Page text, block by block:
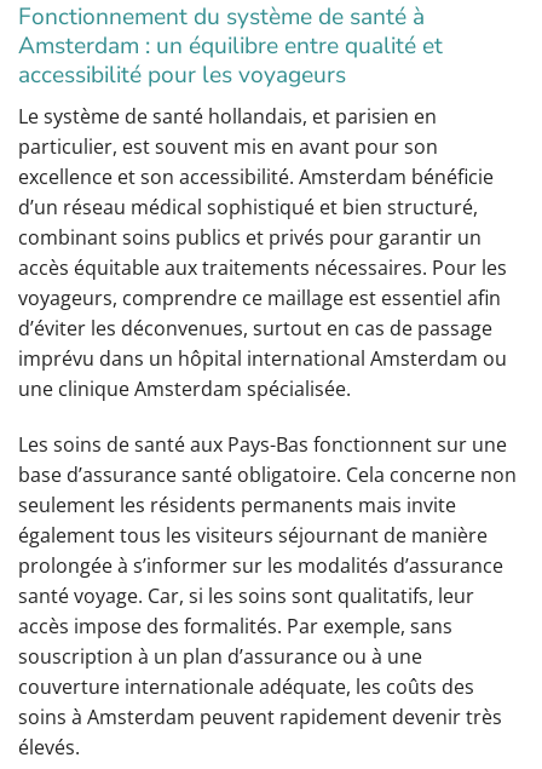
Fonctionnement du système de santé à
Amsterdam : un équilibre entre qualité et
accessibilité pour les voyageurs
Le système de santé hollandais, et parisien en
particulier, est souvent mis en avant pour son
excellence et son accessibilité. Amsterdam bénéficie
d’un réseau médical sophistiqué et bien structuré,
combinant soins publics et privés pour garantir un
accès équitable aux traitements nécessaires. Pour les
voyageurs, comprendre ce maillage est essentiel afin
d’éviter les déconvenues, surtout en cas de passage
imprévu dans un hôpital international Amsterdam ou
une clinique Amsterdam spécialisée.
Les soins de santé aux Pays-Bas fonctionnent sur une
base d’assurance santé obligatoire. Cela concerne non
seulement les résidents permanents mais invite
également tous les visiteurs séjournant de manière
prolongée à s’informer sur les modalités d’assurance
santé voyage. Car, si les soins sont qualitatifs, leur
accès impose des formalités. Par exemple, sans
souscription à un plan d’assurance ou à une
couverture internationale adéquate, les coûts des
soins à Amsterdam peuvent rapidement devenir très
élevés.